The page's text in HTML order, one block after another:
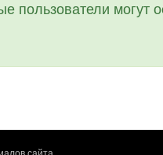
пользователи могут